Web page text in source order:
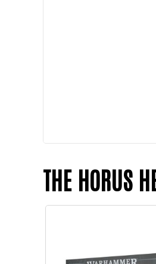
THE HORUS